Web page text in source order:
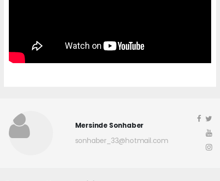
Mersinde Sonhaber
sonhaber_33@hotmail.com